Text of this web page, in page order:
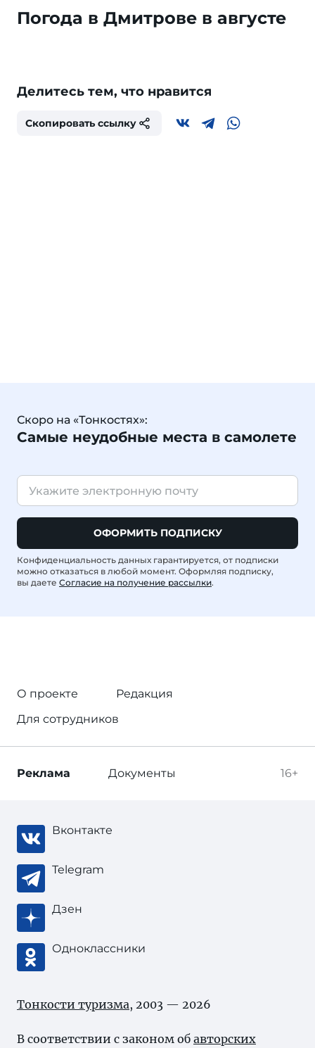
Погода в Дмитрове в августе
Делитесь тем, что нравится
Скопировать ссылку
Скоро на «Тонкостях»:
Самые неудобные места в самолете
ОФОРМИТЬ ПОДПИСКУ
Конфиденциальность данных гарантируется, от подписки
можно отказаться в любой момент. Оформляя подписку,
вы даете Согласие на получение рассылки.
О проекте
Редакция
Для сотрудников
16+
Реклама Документы
Вконтакте
Telegram
Дзен
Одноклассники
Тонкости туризма, 2003 — 2026
В соответствии с законом об авторских